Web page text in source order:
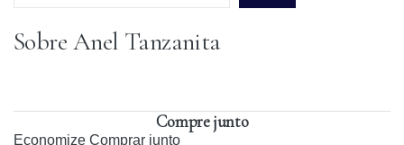
Prazo para o CEP
Sobre Anel Tanzanita
Compre junto
Economize Comprar junto